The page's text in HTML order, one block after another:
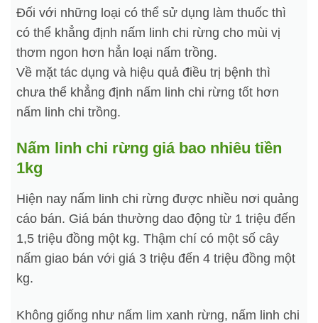
Đối với những loại có thể sử dụng làm thuốc thì
có thể khẳng định nấm linh chi rừng cho mùi vị
thơm ngon hơn hẳn loại nấm trồng.
Về mặt tác dụng và hiệu quả điều trị bệnh thì
chưa thể khẳng định nấm linh chi rừng tốt hơn
nấm linh chi trồng.
Nấm linh chi rừng giá bao nhiêu tiền
1kg
Hiện nay nấm linh chi rừng được nhiều nơi quảng
cáo bán. Giá bán thường dao động từ 1 triệu đến
1,5 triệu đồng một kg. Thậm chí có một số cây
nấm giao bán với giá 3 triệu đến 4 triệu đồng một
kg.
Không giống như nấm lim xanh rừng, nấm linh chi